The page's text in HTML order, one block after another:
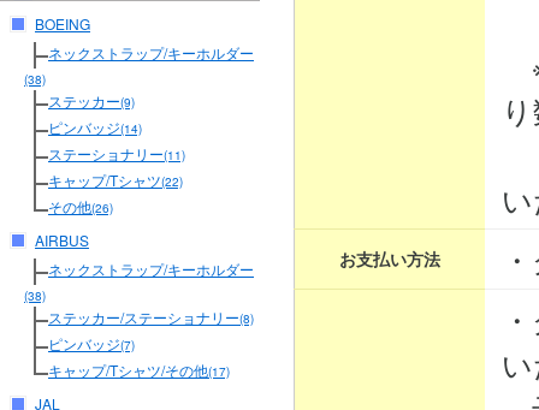
BOEING
ネックストラップ/キーホルダー
(38)
ステッカー(9)
ピンバッジ(14)
ステーショナリー(11)
キャップ/Tシャツ(22)
その他(26)
AIRBUS
ネックストラップ/キーホルダー
(38)
ステッカー/ステーショナリー(8)
ピンバッジ(7)
キャップ/Tシャツ/その他(17)
JAL
お支払い方法